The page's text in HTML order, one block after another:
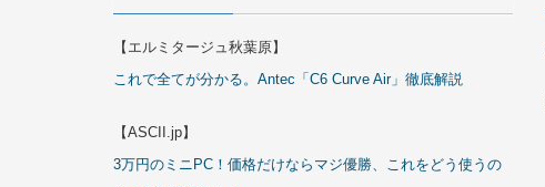
【エルミタージュ秋葉原】
これで全てが分かる。Antec「C6 Curve Air」徹底解説
【ASCII.jp】
3万円のミニPC！価格だけならマジ優勝、これをどう使うの